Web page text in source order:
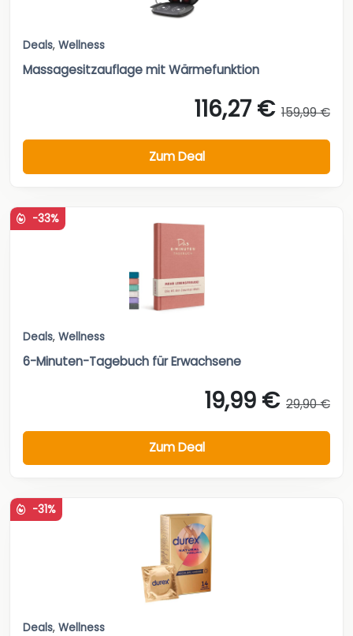
Deals, Wellness
Massagesitzauflage mit Wärmefunktion
116,27 € 159,99 €
Zum Deal
-33%
Deals, Wellness
6-Minuten-Tagebuch für Erwachsene
19,99 € 29,90 €
Zum Deal
-31%
Deals, Wellness